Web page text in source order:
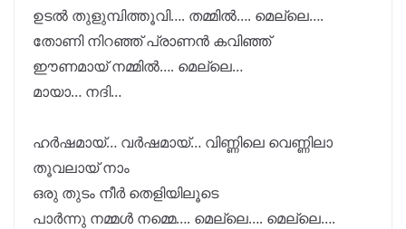
ഉടൽ തുളുമ്പിത്തൂവി…. തമ്മിൽ…. മെല്ലെ….
തോണി നിറഞ്ഞ് പ്രാണൻ കവിഞ്ഞ്
ഈണമായ് നമ്മിൽ…. മെല്ലെ…
മായാ… നദി…
ഹർഷമായ്… വർഷമായ്… വിണ്ണിലെ വെണ്ണിലാ
തൂവലായ് നാം
ഒരു തുടം നീർ തെളിയിലൂടെ
പാർന്നു നമ്മൾ നമ്മെ…. മെല്ലെ…. മെല്ലെ….